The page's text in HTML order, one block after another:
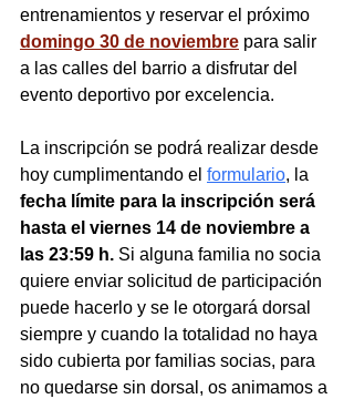
entrenamientos y reservar el próximo
domingo 30 de noviembre para salir
a las calles del barrio a disfrutar del
evento deportivo por excelencia.
La inscripción se podrá realizar desde
hoy cumplimentando el formulario, la
fecha límite para la inscripción será
hasta el viernes 14 de noviembre a
las 23:59 h. Si alguna familia no socia
quiere enviar solicitud de participación
puede hacerlo y se le otorgará dorsal
siempre y cuando la totalidad no haya
sido cubierta por familias socias, para
no quedarse sin dorsal, os animamos a